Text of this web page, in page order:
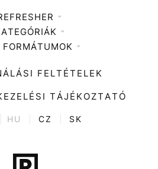
Zene
Divat
Kultúra
ENTR
Tudomány
FORMÁTUMOK
FELTÉTELEK
TÁJÉKOZTATÓ
HU CZ SK